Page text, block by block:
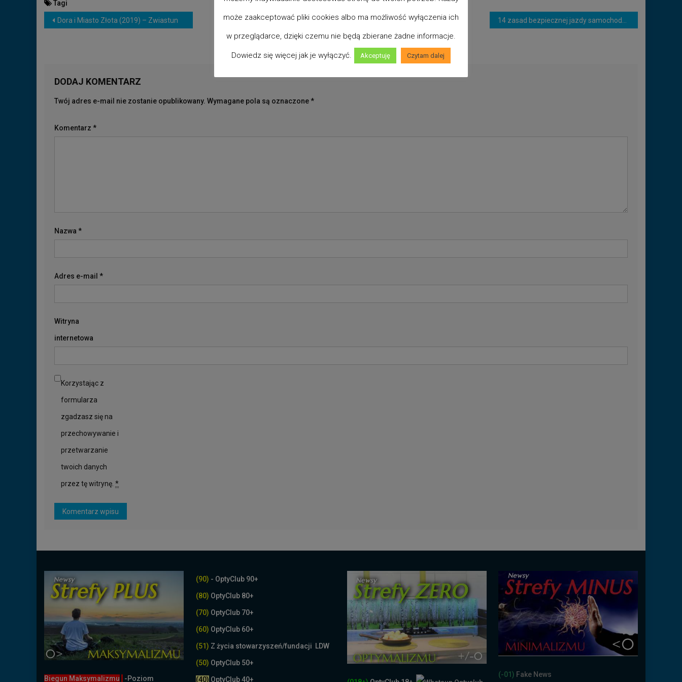
Tagi
NAWIGACJA
WPISU
Dora i Miasto Złota (2019) – Zwiastun 14 zasad bezpiecznej jazdy samochodem w nocy
DODAJ KOMENTARZ
Twój adres e-mail nie zostanie opublikowany. Wymagane pola są oznaczone*
Komentarz *
Nazwa *
Adres e-mail *
Witryna
internetowa
Korzystając z
formularza
zgadzasz się na
przechowywanie i
przetwarzanie
twoich danych
przez tę witrynę. *
Biegun Maksymalizmu -Poziom
(90) - OptyClub 90+
(80) OptyClub 80+
(70) OptyClub 70+
(60) OptyClub 60+
(51) Z życia stowarzyszeń/fundacji LDW
(50) OptyClub 50+
(40) OptyClub 40+
(-01) Fake News
może zaakceptować pliki cookies albo ma możliwość wyłączenia ich
w przeglądarce, dzięki czemu nie będą zbierane żadne informacje.
Dowiedz się więcej jak je wyłączyć. Akceptuję Czytam dalej